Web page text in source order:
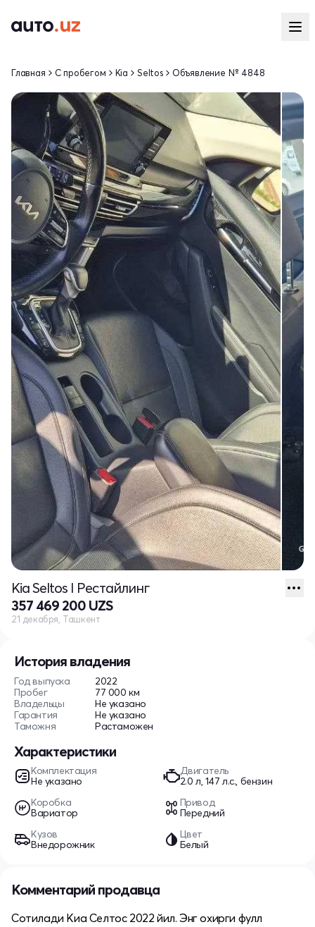
История владения
Год выпуска
2022
Пробег
77 000 км
Владельцы
Не указано
Гарантия
Не указано
Таможня
Растаможен
Характеристики
Комплектация
Не указано
Двигатель
2.0 л, 147 л.с., бензин
Коробка
Вариатор
Привод
Передний
Кузов
Внедорожник
Цвет
Белый
Главная С пробегом Kia Seltos Объявление № 4848
Kia Seltos I Рестайлинг
357 469 200 UZS
21 декабря, Ташкент
Комментарий продавца
Сотилади Киа Селтос 2022 йил. Энг охирги фулл